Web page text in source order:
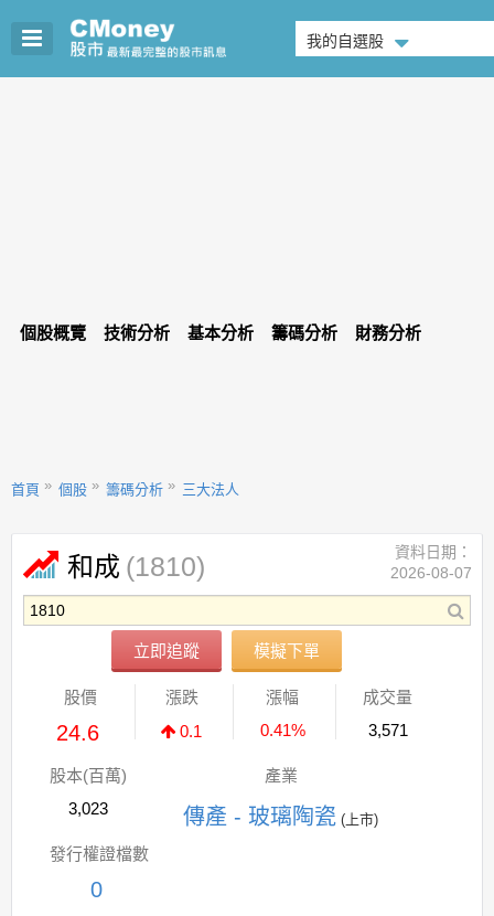
我的自選股
個股概覽 技術分析 基本分析 籌碼分析 財務分析
首頁 個股 籌碼分析 三大法人
和成 (1810)
立即追蹤 模擬下單
資料日期：
2026-08-07
股價
24.6
漲跌
0.1
漲幅
0.41%
成交量
3,571
股本(百萬)
3,023
產業
傳產 - 玻璃陶瓷 (上市)
發行權證檔數
0